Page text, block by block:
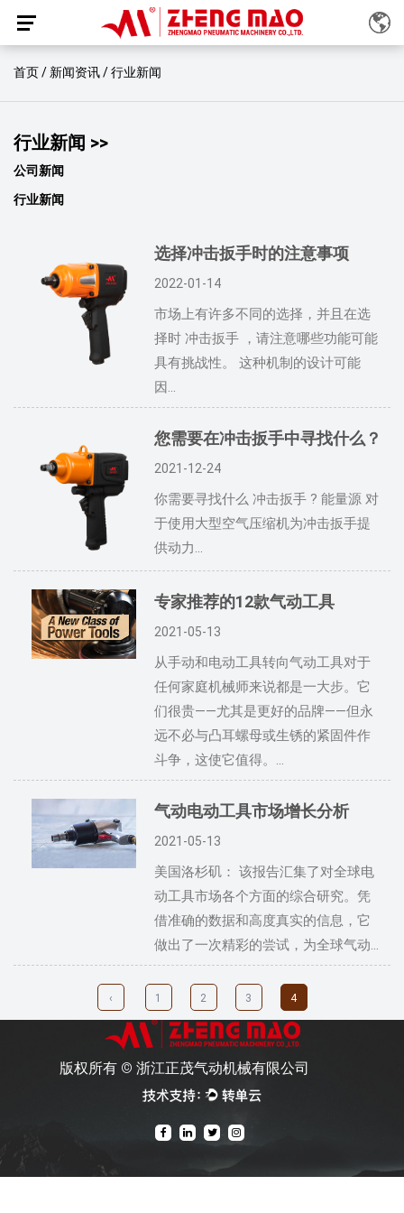
首页 / 新闻资讯 / 行业新闻
行业新闻 >>
公司新闻
行业新闻
选择冲击扳手时的注意事项
2022-01-14
市场上有许多不同的选择，并且在选
择时 冲击扳手 ，请注意哪些功能可能
具有挑战性。 这种机制的设计可能
因...
您需要在冲击扳手中寻找什么？
2021-12-24
你需要寻找什么 冲击扳手 ? 能量源 对
于使用大型空气压缩机为冲击扳手提
供动力...
专家推荐的12款气动工具
2021-05-13
从手动和电动工具转向气动工具对于
任何家庭机械师来说都是一大步。它
们很贵——尤其是更好的品牌——但永
远不必与凸耳螺母或生锈的紧固件作
斗争，这使它值得。...
气动电动工具市场增长分析
2021-05-13
美国洛杉矶： 该报告汇集了对全球电
动工具市场各个方面的综合研究。凭
借准确的数据和高度真实的信息，它
做出了一次精彩的尝试，为全球气动...
‹ 1 2 3 4
版权所有 © 浙江正茂气动机械有限公司